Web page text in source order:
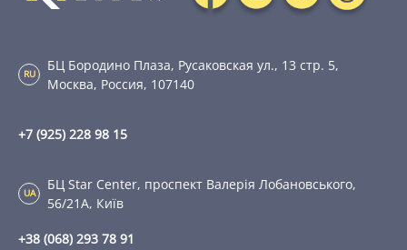
RU
БЦ Бородино Плаза, Русаковская ул., 13 стр. 5,
Москва, Россия, 107140
+7 (925) 228 98 15
UA
БЦ Star Center, проспект Валерія Лобановського,
56/21А, Київ
+38 (068) 293 78 91